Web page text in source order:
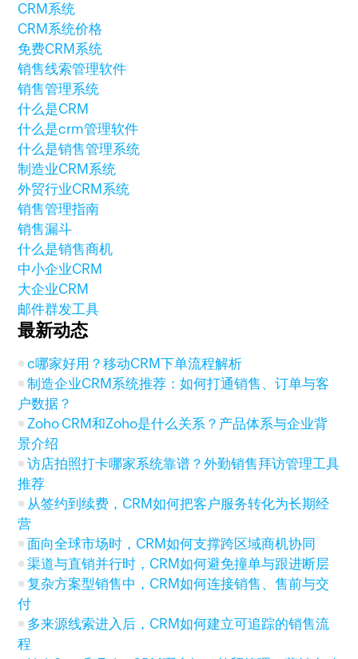
CRM系统
CRM系统价格
免费CRM系统
销售线索管理软件
销售管理系统
什么是CRM
什么是crm管理软件
什么是销售管理系统
制造业CRM系统
外贸行业CRM系统
销售管理指南
销售漏斗
什么是销售商机
中小企业CRM
大企业CRM
邮件群发工具
最新动态
c哪家好用？移动CRM下单流程解析
制造企业CRM系统推荐：如何打通销售、订单与客
户数据？
Zoho CRM和Zoho是什么关系？产品体系与企业背
景介绍
访店拍照打卡哪家系统靠谱？外勤销售拜访管理工具
推荐
从签约到续费，CRM如何把客户服务转化为长期经
营
面向全球市场时，CRM如何支撑跨区域商机协同
渠道与直销并行时，CRM如何避免撞单与跟进断层
复杂方案型销售中，CRM如何连接销售、售前与交
付
多来源线索进入后，CRM如何建立可追踪的销售流
程